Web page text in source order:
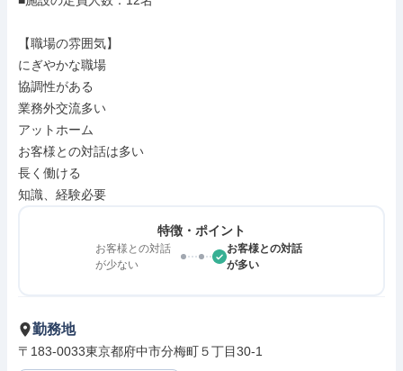
【職場の雰囲気】
にぎやかな職場
協調性がある
業務外交流多い
アットホーム
お客様との対話は多い
長く働ける
知識、経験必要
特徴・ポイント
お客様との対話
が少ない
お客様との対話
が多い
勤務地
〒183-0033東京都府中市分梅町５丁目30-1